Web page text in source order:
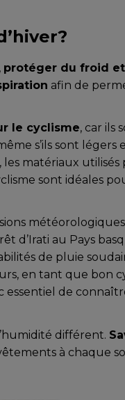
protéger du froid
afin de
le cyclisme, car ils
s’ils sont
matériaux
sont idéales
d’Irati au Pays
de pluie
en tant que bon
essentiel de
différent.
à chaque